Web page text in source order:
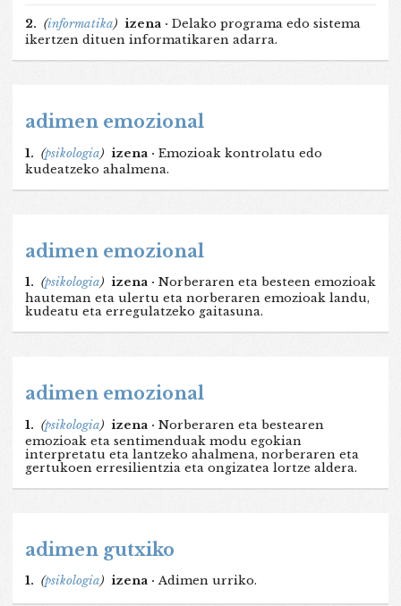
2. (informatika) izena · Delako programa edo sistema
ikertzen dituen informatikaren adarra.
adimen emozional
1. (psikologia) izena · Emozioak kontrolatu edo
kudeatzeko ahalmena.
adimen emozional
1. (psikologia) izena · Norberaren eta besteen emozioak
hauteman eta ulertu eta norberaren emozioak landu,
kudeatu eta erregulatzeko gaitasuna.
adimen emozional
1. (psikologia) izena · Norberaren eta bestearen
emozioak eta sentimenduak modu egokian
interpretatu eta lantzeko ahalmena, norberaren eta
gertukoen erresilientzia eta ongizatea lortze aldera.
adimen gutxiko
1. (psikologia) izena · Adimen urriko.